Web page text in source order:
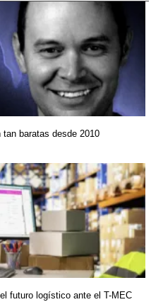
baratas desde 2010
futuro logístico ante el T-MEC